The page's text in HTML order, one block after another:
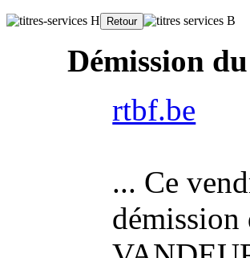
Démission
rtbf.be
... Ce
démission